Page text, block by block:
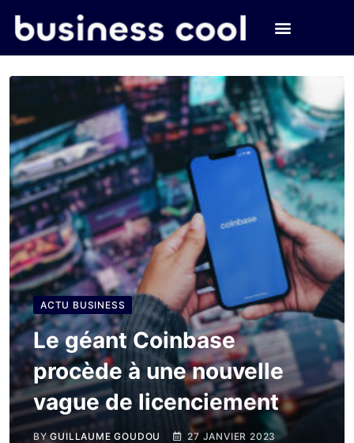
ACTU BUSINESS
Le géant Coinbase
procède à une nouvelle
vague de licenciement
BYGUILLAUME GOUDOU 27 JANVIER 2023